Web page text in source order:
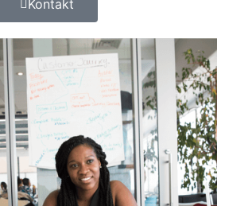
Kontakt